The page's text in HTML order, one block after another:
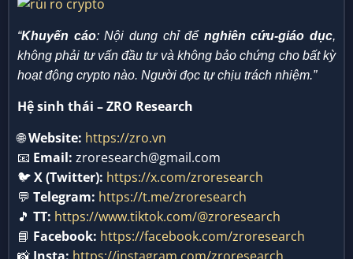
“Khuyến cáo: Nội dung chỉ để nghiên cứu-giáo dục,
không phải tư vấn đầu tư và không bảo chứng cho bất kỳ
hoạt động crypto nào. Người đọc tự chịu trách nhiệm.”
Hệ sinh thái – ZRO Research
🌐Website: https://zro.vn
📧 Email: zroresearch@gmail.com
🐦X (Twitter): https://x.com/zroresearch
💬 Telegram: https://t.me/zroresearch
🎵 TT: https://www.tiktok.com/@zroresearch
📘 Facebook: https://facebook.com/zroresearch